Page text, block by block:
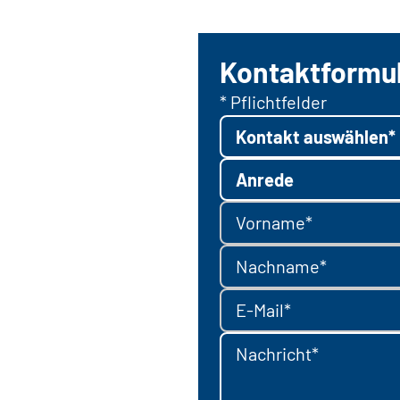
* Pflichtfelder
Kontakt auswählen*
Anrede
Vorname*
Nachname*
E-Mail*
Nachricht*